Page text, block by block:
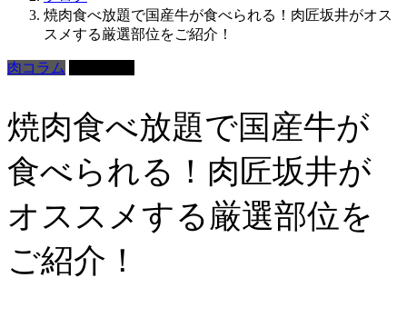
焼肉食べ放題で国産牛が食べられる！肉匠坂井がオス
スメする厳選部位をご紹介！
肉コラム
焼肉食べ放題で国産牛が
食べられる！肉匠坂井が
オススメする厳選部位を
ご紹介！